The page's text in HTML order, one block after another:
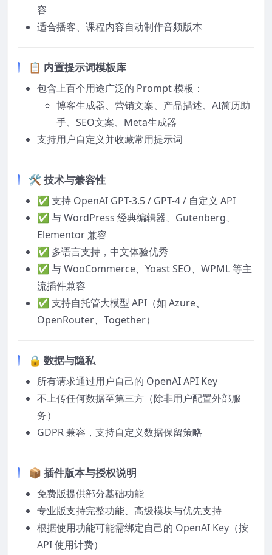
容
适合播客、课程内容自动制作音频版本
📋 内置提示词模板库
包含上百个用途广泛的 Prompt 模板：
博客生成器、营销文案、产品描述、AI简历助
手、SEO文案、Meta生成器
支持用户自定义并收藏常用提示词
🛠️ 技术与兼容性
✅ 支持 OpenAI GPT-3.5 / GPT-4 / 自定义 API
✅ 与 WordPress 经典编辑器、Gutenberg、
Elementor 兼容
✅ 多语言支持，中文体验优秀
✅ 与 WooCommerce、Yoast SEO、WPML 等主
流插件兼容
✅ 支持自托管大模型 API（如 Azure、
OpenRouter、Together）
🔒 数据与隐私
所有请求通过用户自己的 OpenAI API Key
不上传任何数据至第三方（除非用户配置外部服
务）
GDPR 兼容，支持自定义数据保留策略
📦 插件版本与授权说明
免费版提供部分基础功能
专业版支持完整功能、高级模块与优先支持
根据使用功能可能需绑定自己的 OpenAI Key（按
API 使用计费）